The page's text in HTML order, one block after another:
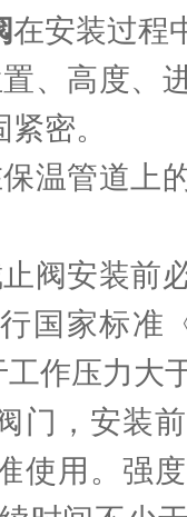
在安装过程
高度、进
密。
管道上的
安装前必
国家标准
作压力大
门，安装
使用。强